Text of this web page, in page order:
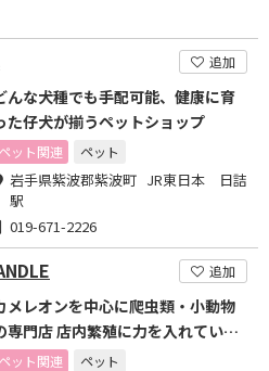
追加
んな犬種でも手配可能、健康に育
た仔犬が揃うペットショップ
ペット関連 ペット
岩手県紫波郡紫波町 JR東日本 日詰
駅
019-671-2226
追加
メレオンを中心に爬虫類・小動物
専門店 店内繁殖に力を入れていま
ペット関連 ペット